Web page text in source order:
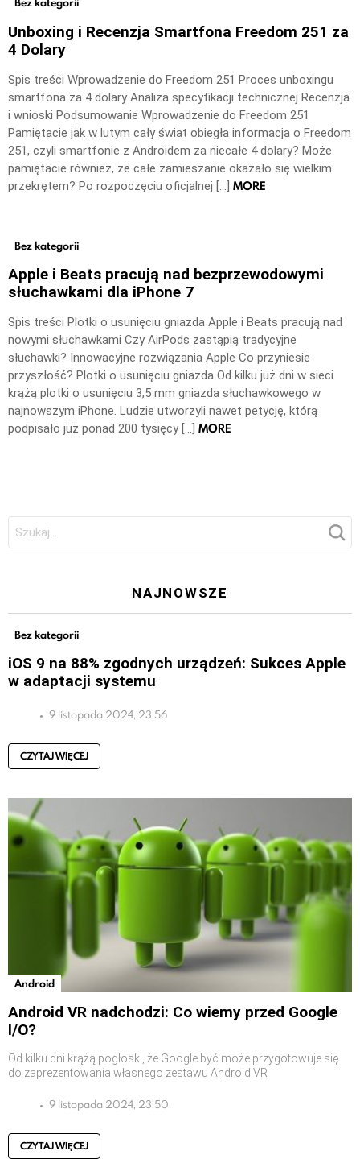
Unboxing i Recenzja Smartfona Freedom 251 za
4 Dolary
Spis treści Wprowadzenie do Freedom 251 Proces unboxingu
smartfona za 4 dolary Analiza specyfikacji technicznej Recenzja
i wnioski Podsumowanie Wprowadzenie do Freedom 251
Pamiętacie jak w lutym cały świat obiegła informacja o Freedom
251, czyli smartfonie z Androidem za niecałe 4 dolary? Może
pamiętacie również, że całe zamieszanie okazało się wielkim
przekrętem? Po rozpoczęciu oficjalnej […] MORE
Bez kategorii
Apple i Beats pracują nad bezprzewodowymi
słuchawkami dla iPhone 7
Spis treści Plotki o usunięciu gniazda Apple i Beats pracują nad
nowymi słuchawkami Czy AirPods zastąpią tradycyjne
słuchawki? Innowacyjne rozwiązania Apple Co przyniesie
przyszłość? Plotki o usunięciu gniazda Od kilku już dni w sieci
krążą plotki o usunięciu 3,5 mm gniazda słuchawkowego w
najnowszym iPhone. Ludzie utworzyli nawet petycję, którą
podpisało już ponad 200 tysięcy […] MORE
Szukaj:
NAJNOWSZE
Bez kategorii
iOS 9 na 88% zgodnych urządzeń: Sukces Apple
w adaptacji systemu
9 listopada 2024, 23:56
CZYTAJ WIĘCEJ
Android
Android VR nadchodzi: Co wiemy przed Google
I/O?
Od kilku dni krążą pogłoski, że Google być może przygotowuje się
do zaprezentowania własnego zestawu Android VR
9 listopada 2024, 23:50
CZYTAJ WIĘCEJ